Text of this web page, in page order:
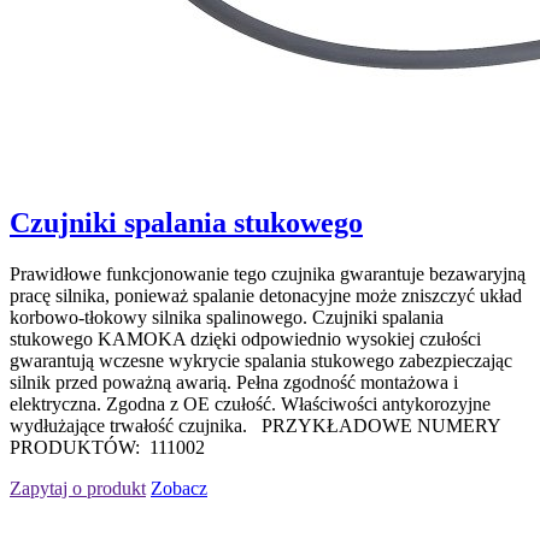
Czujniki spalania stukowego
Prawidłowe funkcjonowanie tego czujnika gwarantuje bezawaryjną
pracę silnika, ponieważ spalanie detonacyjne może zniszczyć układ
korbowo-tłokowy silnika spalinowego. Czujniki spalania
stukowego KAMOKA dzięki odpowiednio wysokiej czułości
gwarantują wczesne wykrycie spalania stukowego zabezpieczając
silnik przed poważną awarią. Pełna zgodność montażowa i
elektryczna. Zgodna z OE czułość. Właściwości antykorozyjne
wydłużające trwałość czujnika. PRZYKŁADOWE NUMERY
PRODUKTÓW: 111002
Zapytaj o produkt Zobacz